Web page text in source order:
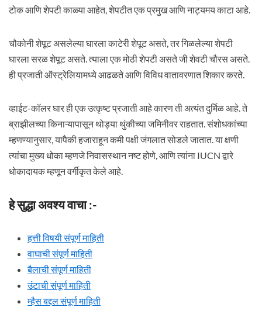
टोक आणि शेपटी काळ्या आहेत, शेपटीत एक प्रमुख आणि नाट्यमय काटा आहे.
चौकोनी शेपूट असलेल्या घारला काटेरी शेपूट असते, तर गिळलेल्या शेपटी
घारला सरळ शेपूट असते. त्याला एक मोठी शेपटी असते जी शेवटी चौरस असते.
ही प्रजाती ऑस्ट्रेलियामध्ये आढळते आणि विविध वातावरणात शिकार करते.
व्हाईट-कॉलर घार ही एक उत्कृष्ट प्रजाती आहे कारण ती अत्यंत दुर्मिळ आहे. ते
ब्राझीलच्या किनाऱ्यापासून थोड्या थुंकीच्या जमिनीवर राहतात. संशोधकांच्या
म्हणण्यानुसार, यापैकी हजाराहून कमी पक्षी जंगलात सोडले जातात. या क्षणी
त्यांचा मुख्य धोका म्हणजे निवासस्थान नष्ट होणे, आणि त्यांना IUCN द्वारे
धोकादायक म्हणून वर्गीकृत केले आहे.
हे सुद्धा अवश्य वाचा :-
हत्ती विषयी संपूर्ण माहिती
वाघाची संपूर्ण माहिती
बैलाची संपूर्ण माहिती
उंटाची संपूर्ण माहिती
म्हैस बद्दल संपूर्ण माहिती